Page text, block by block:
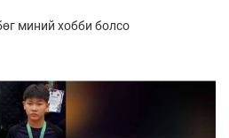
миний хобби болсо